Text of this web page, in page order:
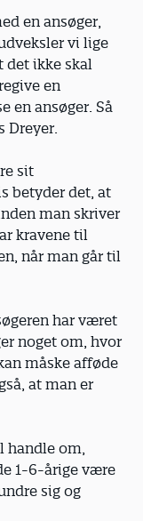
en ansøger,
vi lige
det ikke skal
en
en ansøger. Så
Dreyer.
sit
betyder det, at
man skriver
kravene til
når man går til
har været
noget om, hvor
måske afføde
at man er
handle om,
1-6-årige være
sig og